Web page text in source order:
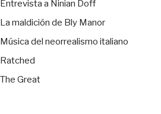
Entrevista a Ninian Doff
La maldición de Bly Manor
Música del neorrealismo italiano
Ratched
The Great